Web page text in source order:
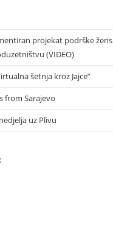
projekat podrške
(VIDEO)
šetnja kroz Jajce”
from Sarajevo
uz Plivu